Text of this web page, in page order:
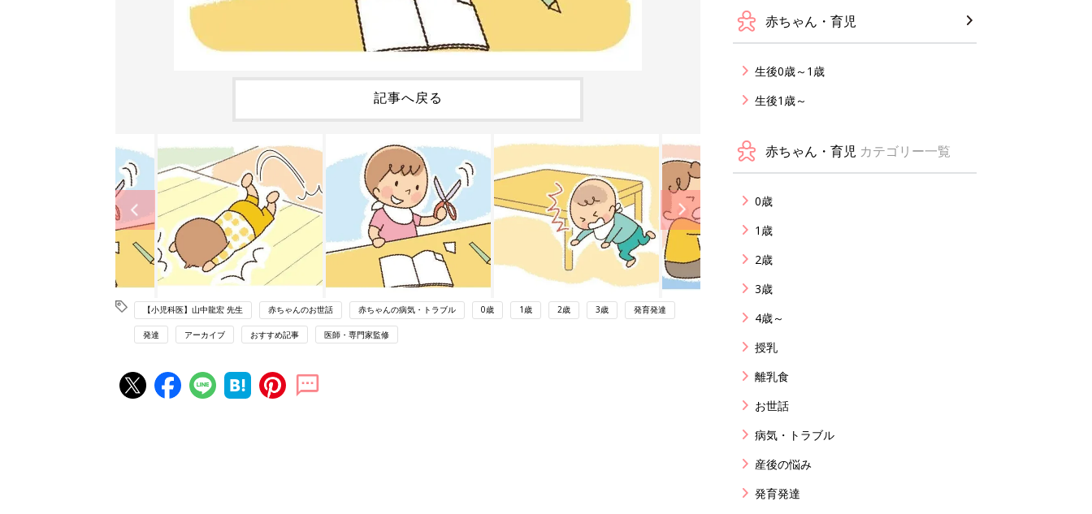
記事へ戻る
【小児科医】山中龍宏 先生 赤ちゃんのお世話 赤ちゃんの病気・トラブル 0歳 1歳 2歳 3歳 発育発達
発達 アーカイブ おすすめ記事 医師・専門家監修
赤ちゃん・育児
生後0歳～1歳
生後1歳～
赤ちゃん・育児 カテゴリー一覧
0歳
1歳
2歳
3歳
4歳～
授乳
離乳食
お世話
病気・トラブル
産後の悩み
発育発達